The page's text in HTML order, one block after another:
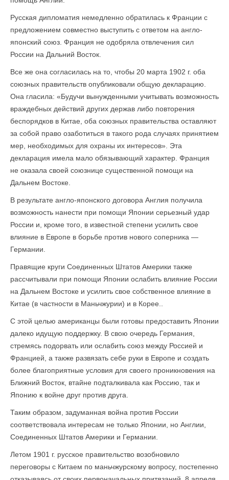
Русская дипломатия немедленно обратилась к Франции с
предложением совместно выступить с ответом на англо-
японский союз. Франция не одобряла отвлечения сил
России на Дальний Восток.
Все же она согласилась на то, чтобы 20 марта 1902 г. оба
союзных правительств опубликовали общую декларацию.
Она гласила: «Будучи вынужденными учитывать возможность
враждебных действий других держав либо повторения
беспорядков в Китае, оба союзных правительства оставляют
за собой право озаботиться в такого рода случаях принятием
мер, необходимых для охраны их интересов». Эта
декларация имела мало обязывающий характер. Франция
не оказала своей союзнице существенной помощи на
Дальнем Востоке.
В результате англо-японского договора Англия получила
возможность нанести при помощи Японии серьезный удар
России и, кроме того, в известной степени усилить свое
влияние в Европе в борьбе против нового соперника —
Германии.
Правящие круги Соединенных Штатов Америки также
рассчитывали при помощи Японии ослабить влияние России
на Дальнем Востоке и усилить свое собственное влияние в
Китае (в частности в Маньчжурии) и в Корее..
С этой целью американцы были готовы предоставить Япо­нии
далеко идущую поддержку. В свою очередь Германия,
стремясь подорвать или ослабить союз между Россией и
Францией, а также развязать себе руки в Европе и создать
более благоприятные условия для своего проникновения на
Ближний Восток, втайне подталкивала как Россию, так и
Японию к войне друг против друга.
Таким образом, задуманная война против России
соответствовала интересам не только Японии, но Англии,
Соединенных Штатов Америки и Германии.
Летом 1901 г. русское правительство возобновило
переговоры с Китаем по маньчжурскому вопросу, постепенно